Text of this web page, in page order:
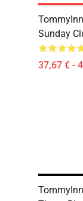
Sunday
37,67 € -